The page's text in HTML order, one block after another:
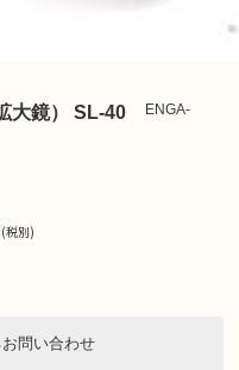
大鏡） SL-40
ENGA-
(税別)
問い合わせ